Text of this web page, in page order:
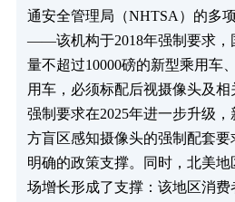
通安全管理局（NHTSA）的多
——该机构于2018年强制要求，
量不超过10000磅的新型乘用车
用车，必须标配后视摄像头及
强制要求在2025年进一步升级
方盲区感知摄像头的强制配套
明确的政策支撑。同时，北美
场增长形成了支撑：该地区消